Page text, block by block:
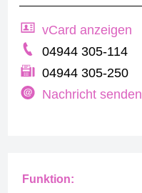
vCard anzeigen
04944 305-114
04944 305-250
Nachricht senden
Funktion: